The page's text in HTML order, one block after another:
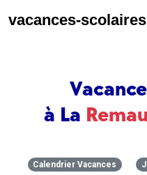
vacances-
à La
Calendrier Vacances